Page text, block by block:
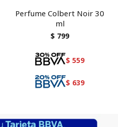
Perfume Colbert Noir 30
ml
$ 799
$ 559
$ 639